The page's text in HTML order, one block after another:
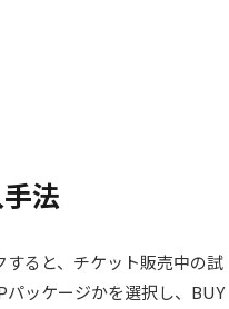
法
ると、チケット販売中の試
ッケージかを選択し、BUY